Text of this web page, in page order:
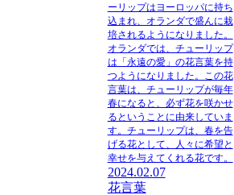
ーリップはヨーロッパに持ち
込まれ、オランダで盛んに栽
培されるようになりました。
オランダでは、チューリップ
は「永遠の愛」の花言葉を持
つようになりました。この花
言葉は、チューリップが毎年
春になると、必ず花を咲かせ
るということに由来していま
す。チューリップは、春を告
げる花として、人々に希望と
幸せを与えてくれる花です。
2024.02.07
花言葉